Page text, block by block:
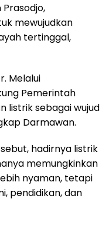
mewujudkan
tertinggal,
Melalui
Pemerintah
listrik sebagai wujud
Darmawan.
hadirnya listrik
memungkinkan
nyaman, tetapi
pendidikan, dan